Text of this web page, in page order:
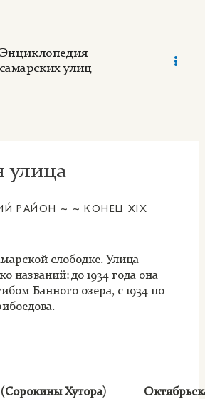
Энциклопедия
самарских улиц
улица
РАЙОН ~ ~ КОНЕЦ XIX
слободке. Улица
названий: до 1934 года она
Банного озера, с 1934 по
Хутора)